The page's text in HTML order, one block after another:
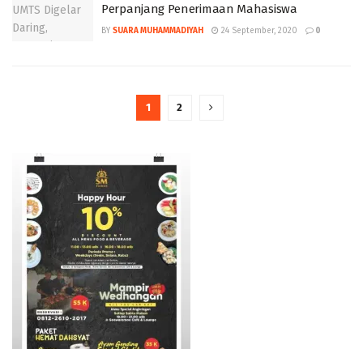
Perpanjang Penerimaan Mahasiswa
BY SUARA MUHAMMADIYAH 24 September, 2020 0
1 2